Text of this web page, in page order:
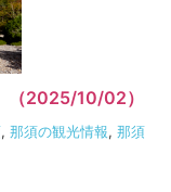
（2025/10/02）
, 那須の観光情報, 那須